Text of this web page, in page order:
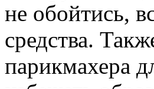
не обойтись,
средства.
парикмахера